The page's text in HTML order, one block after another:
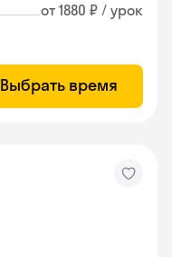
от 1880 ₽ / урок
Выбрать время